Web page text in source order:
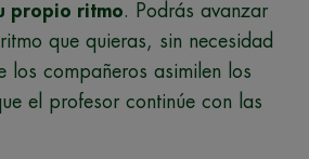
propio ritmo. Podrás avanzar
que quieras, sin necesidad
los compañeros asimilen los
el profesor continúe con las